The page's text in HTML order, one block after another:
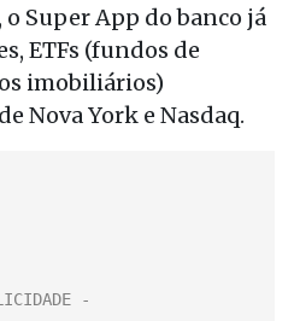
Super App do banco já
ETFs (fundos de
imobiliários)
Nova York e Nasdaq.